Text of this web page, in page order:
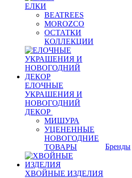
ЕЛКИ
BEATREES
MOROZCO
ОСТАТКИ
КОЛЛЕКЦИИ
ЕЛОЧНЫЕ
УКРАШЕНИЯ И
НОВОГОДНИЙ
ДЕКОР
МИШУРА
УЦЕНЕННЫЕ
НОВОГОДНИЕ
ТОВАРЫ
ХВОЙНЫЕ ИЗДЕЛИЯ
Бренды